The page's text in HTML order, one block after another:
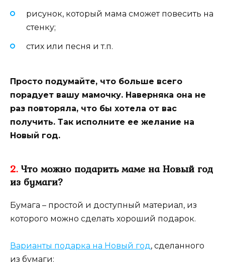
рисунок, который мама сможет повесить на
стенку;
стих или песня и т.п.
Просто подумайте, что больше всего
порадует вашу мамочку. Наверняка она не
раз повторяла, что бы хотела от вас
получить. Так исполните ее желание на
Новый год.
2. Что можно подарить маме на Новый год
из бумаги?
Бумага – простой и доступный материал, из
которого можно сделать хороший подарок.
Варианты подарка на Новый год, сделанного
из бумаги: